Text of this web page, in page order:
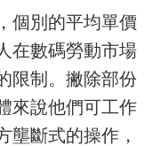
個別的平均單價
在數碼勞動市場
限制。撇除部份
來說他們可工作
壟斷式的操作，